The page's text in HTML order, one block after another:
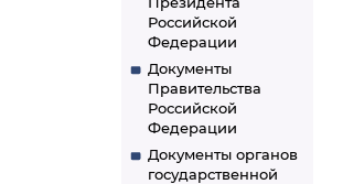
Российской
Федерации
Документы
Правительства
Российской
Федерации
Документы органов
государственной